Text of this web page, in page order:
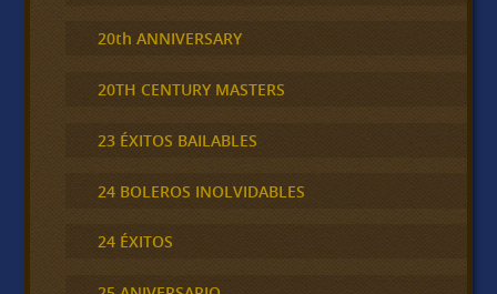
20th ANNIVERSARY
20TH CENTURY MASTERS
23 ÉXITOS BAILABLES
24 BOLEROS INOLVIDABLES
24 ÉXITOS